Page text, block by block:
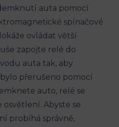
auta pomocí
spínačové
ovládat větší
zapojte relé do
auta tak, aby
přerušeno pomocí
auto, relé se
osvětlení. Abyste se
probíhá správně,